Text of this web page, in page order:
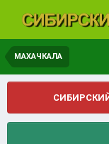
МАХАЧКАЛА